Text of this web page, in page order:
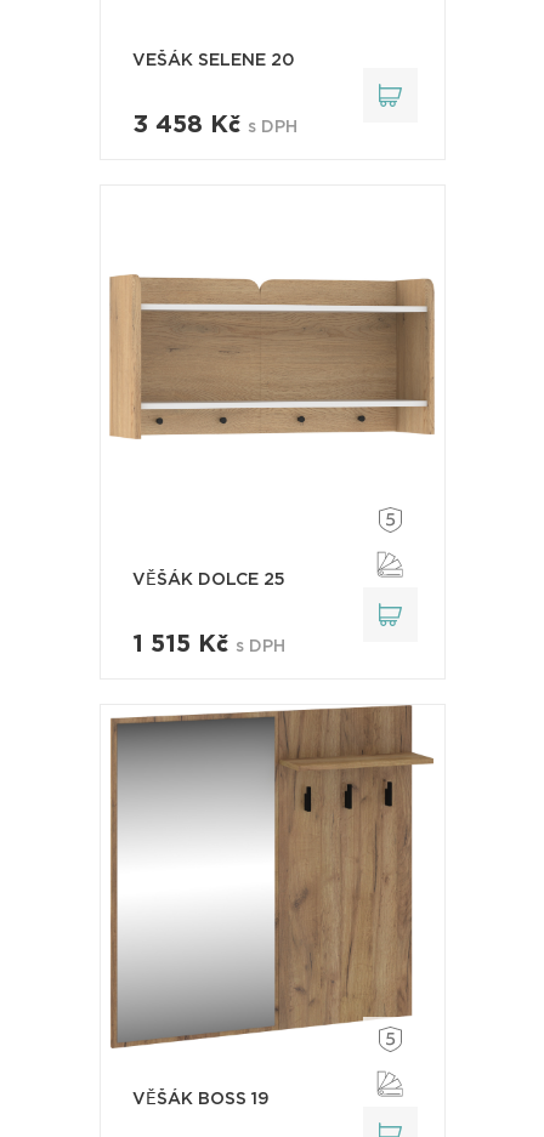
VEŠÁK SELENE 20
3 458 Kč s DPH
VĚŠÁK DOLCE 25
1 515 Kč s DPH
VĚŠÁK BOSS 19